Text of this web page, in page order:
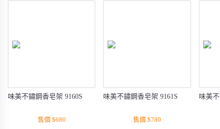
味美不鏽鋼香皂架 9160S
售價 $680
味美不鏽鋼香皂架 9161S
售價 $780
味美